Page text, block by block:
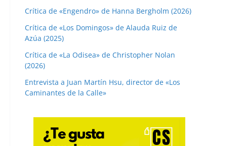
Crítica de «Engendro» de Hanna Bergholm (2026)
Crítica de «Los Domingos» de Alauda Ruiz de
Azúa (2025)
Crítica de «La Odisea» de Christopher Nolan
(2026)
Entrevista a Juan Martín Hsu, director de «Los
Caminantes de la Calle»